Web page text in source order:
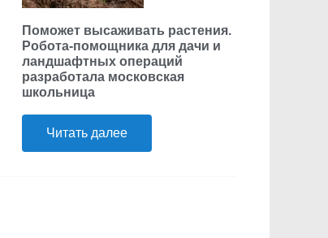
Поможет высаживать растения.
Робота-помощника для дачи и
ландшафтных операций
разработала московская
школьница
Читать далее